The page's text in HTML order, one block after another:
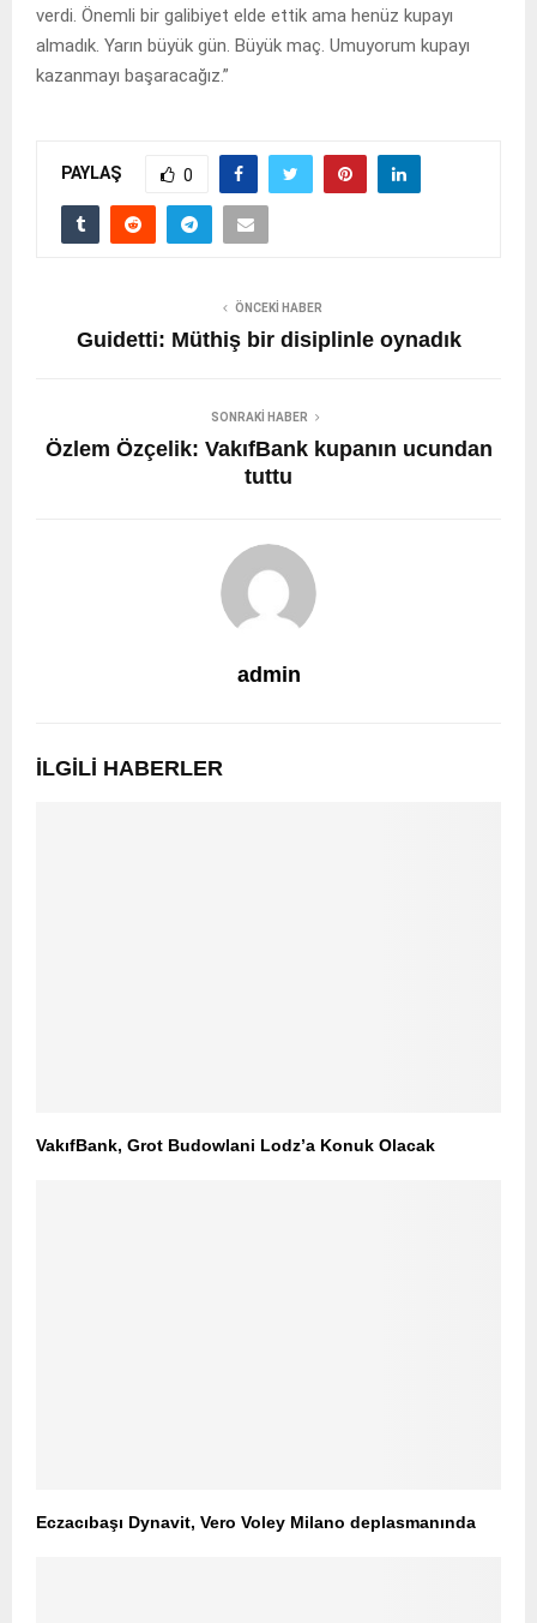
verdi. Önemli bir galibiyet elde ettik ama henüz kupayı
almadık. Yarın büyük gün. Büyük maç. Umuyorum kupayı
kazanmayı başaracağız.”
PAYLAŞ 0
ÖNCEKI HABER
Guidetti: Müthiş bir disiplinle oynadık
SONRAKI HABER
Özlem Özçelik: VakıfBank kupanın ucundan
tuttu
admin
İLGILI HABERLER
VakıfBank, Grot Budowlani Lodz’a Konuk Olacak
Eczacıbaşı Dynavit, Vero Voley Milano deplasmanında